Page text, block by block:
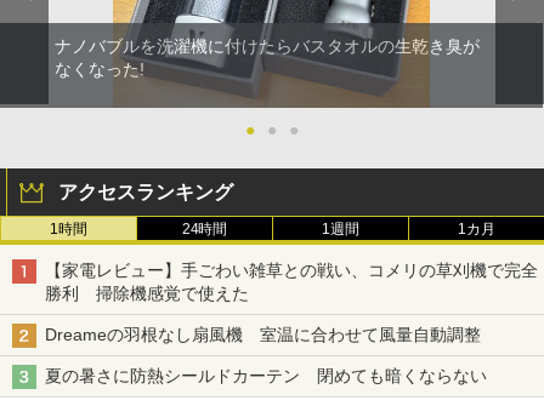
ナノバブルを洗濯機に付けたらバスタオルの生乾き臭が
なくなった!
● ● ●
アクセスランキング
1時間 24時間 1週間 1カ月
【家電レビュー】手ごわい雑草との戦い、コメリの草刈機で完全
勝利 掃除機感覚で使えた
Dreameの羽根なし扇風機 室温に合わせて風量自動調整
夏の暑さに防熱シールドカーテン 閉めても暗くならない